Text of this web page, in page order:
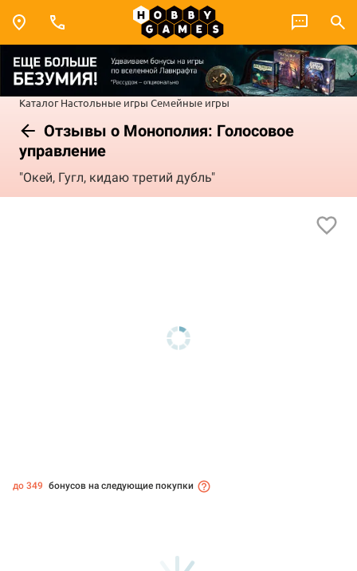
Каталог Настольные игры Семейные игры
Отзывы о Монополия: Голосовое
управление
"Окей, Гугл, кидаю третий дубль"
до 349 бонусов на следующие покупки